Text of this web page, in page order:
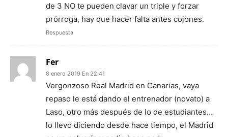
de 3 NO te pueden clavar un triple y forzar
prórroga, hay que hacer falta antes cojones.
Respuesta
Fer
8 enero 2019 En 22:41
Vergonzoso Real Madrid en Canarias, vaya
repaso le está dando el entrenador (novato) a
Laso, otro más después de lo de estudiantes…
lo llevo diciendo desde hace tiempo, el Madrid